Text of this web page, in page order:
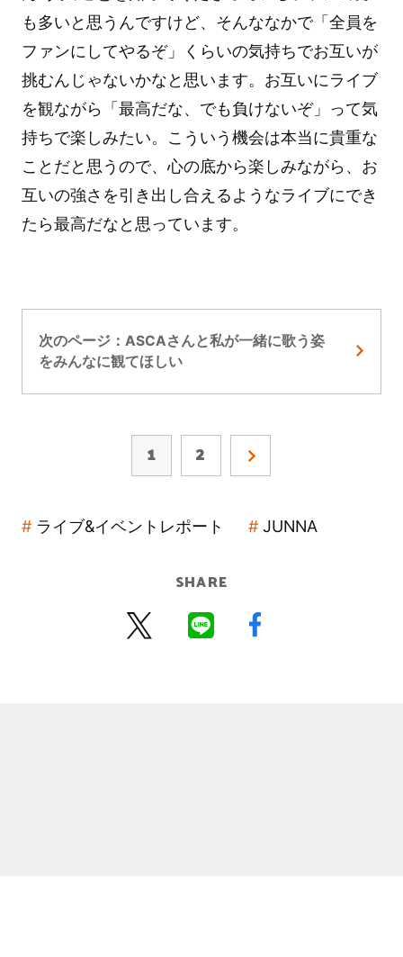
も多いと思うんですけど、そんななかで「全員を
ファンにしてやるぞ」くらいの気持ちでお互いが
挑むんじゃないかなと思います。お互いにライブ
を観ながら「最高だな、でも負けないぞ」って気
持ちで楽しみたい。こういう機会は本当に貴重な
ことだと思うので、心の底から楽しみながら、お
互いの強さを引き出し合えるようなライブにでき
たら最高だなと思っています。
次のページ：ASCAさんと私が一緒に歌う姿
をみんなに観てほしい
1 2
ライブ&イベントレポート JUNNA
SHARE